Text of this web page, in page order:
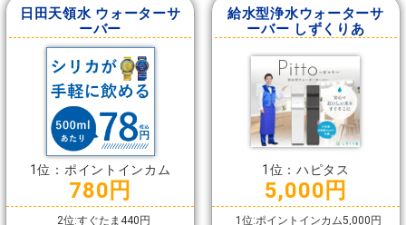
日田天領水 ウォーターサ
ーバー
1位：ポイントインカム
780円
2位:すぐたま440円
給水型浄水ウォーターサ
ーバー しずくりあ
1位：ハピタス
5,000円
1位:ポイントインカム5,000円